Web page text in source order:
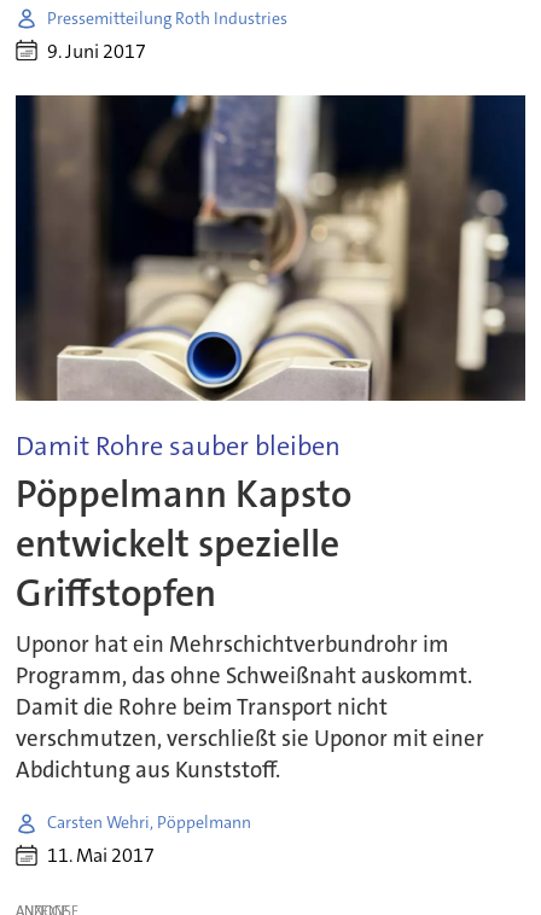
Pressemitteilung Roth Industries
9. Juni 2017
Damit Rohre sauber bleiben
Pöppelmann Kapsto
entwickelt spezielle
Griffstopfen
Uponor hat ein Mehrschichtverbundrohr im
Programm, das ohne Schweißnaht auskommt.
Damit die Rohre beim Transport nicht
verschmutzen, verschließt sie Uponor mit einer
Abdichtung aus Kunststoff.
Carsten Wehri, Pöppelmann
11. Mai 2017